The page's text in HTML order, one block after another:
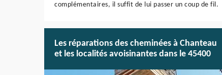
complémentaires, il suffit de lui passer un coup de fil.
Les réparations des cheminées à Chanteau
et les localités avoisinantes dans le 45400